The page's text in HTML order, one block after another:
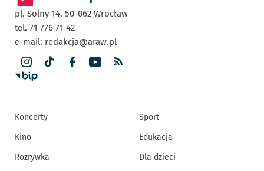
pl. Solny 14, 50-062 Wrocław
tel. 71 776 71 42
e-mail: redakcja@araw.pl
Koncerty
Kino
Rozrywka
Sport
Edukacja
Dla dzieci